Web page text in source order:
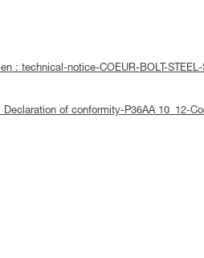
: technical-notice-COEUR-BOLT-
Declaration of conformity-P36AA 10_12-